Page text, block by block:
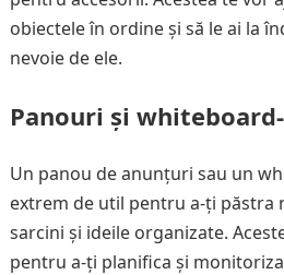
obiectele în ordine și să le ai la
nevoie de ele.
Panouri și
Un panou de anunțuri sau un
extrem de util pentru a-ți păstra
sarcini și ideile organizate.
pentru a-ți planifica și